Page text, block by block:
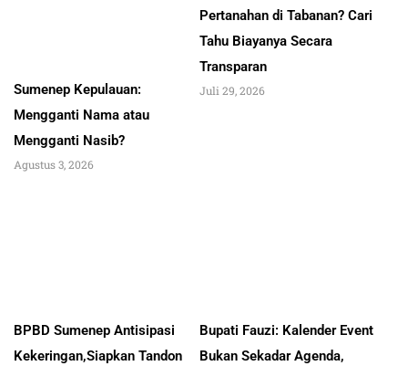
Sumenep Kepulauan:
Mengganti Nama atau
Mengganti Nasib?
Agustus 3, 2026
Pertanahan di Tabanan? Cari
Tahu Biayanya Secara
Transparan
Juli 29, 2026
BPBD Sumenep Antisipasi
Kekeringan,Siapkan Tandon
Bupati Fauzi: Kalender Event
Bukan Sekadar Agenda,